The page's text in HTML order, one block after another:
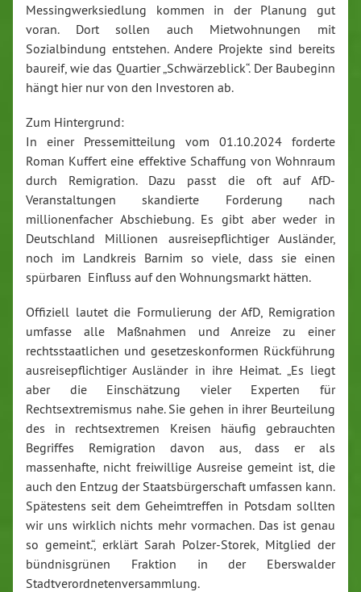
Messingwerksiedlung kommen in der Planung gut
voran. Dort sollen auch Mietwohnungen mit
Sozialbindung entstehen. Andere Projekte sind bereits
baureif, wie das Quartier „Schwärzeblick“. Der Baubeginn
hängt hier nur von den Investoren ab.
Zum Hintergrund:
In einer Pressemitteilung vom 01.10.2024 forderte
Roman Kuffert eine effektive Schaffung von Wohnraum
durch Remigration. Dazu passt die oft auf AfD-
Veranstaltungen skandierte Forderung nach
millionenfacher Abschiebung. Es gibt aber weder in
Deutschland Millionen ausreisepflichtiger Ausländer,
noch im Landkreis Barnim so viele, dass sie einen
spürbaren Einfluss auf den Wohnungsmarkt hätten.
Offiziell lautet die Formulierung der AfD, Remigration
umfasse alle Maßnahmen und Anreize zu einer
rechtsstaatlichen und gesetzeskonformen Rückführung
ausreisepflichtiger Ausländer in ihre Heimat. „Es liegt
aber die Einschätzung vieler Experten für
Rechtsextremismus nahe. Sie gehen in ihrer Beurteilung
des in rechtsextremen Kreisen häufig gebrauchten
Begriffes Remigration davon aus, dass er als
massenhafte, nicht freiwillige Ausreise gemeint ist, die
auch den Entzug der Staatsbürgerschaft umfassen kann.
Spätestens seit dem Geheimtreffen in Potsdam sollten
wir uns wirklich nichts mehr vormachen. Das ist genau
so gemeint.“, erklärt Sarah Polzer-Storek, Mitglied der
bündnisgrünen Fraktion in der Eberswalder
Stadtverordnetenversammlung.